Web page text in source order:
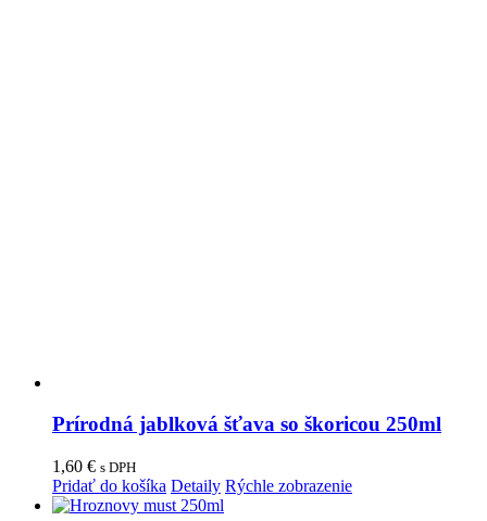
Prírodná jablková šťava so škoricou 250ml
1,60 € s DPH
Pridať do košíka Detaily Rýchle zobrazenie